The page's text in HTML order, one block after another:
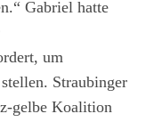
Gabriel hatte
um
Straubinger
gelbe Koalition